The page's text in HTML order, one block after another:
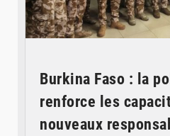
Burkina Faso : la
renforce les
nouveaux